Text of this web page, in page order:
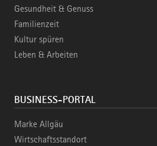
Gesundheit & Genuss
Familienzeit
Kultur spüren
Leben & Arbeiten
BUSINESS-PORTAL
Marke Allgäu
Wirtschaftsstandort